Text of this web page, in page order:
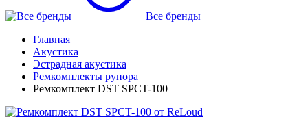
Все бренды
Главная
Акустика
Эстрадная акустика
Ремкомплекты рупора
Ремкомплект DST SPCT-100